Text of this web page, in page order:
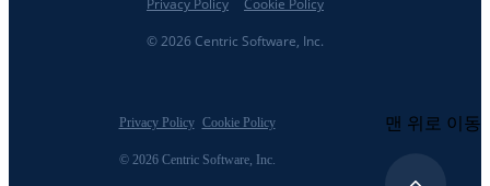
© 2026 Centric Software, Inc.
Privacy Policy Cookie Policy
© 2026 Centric Software, Inc.
Privacy Policy Cookie Policy 맨 위로 이동